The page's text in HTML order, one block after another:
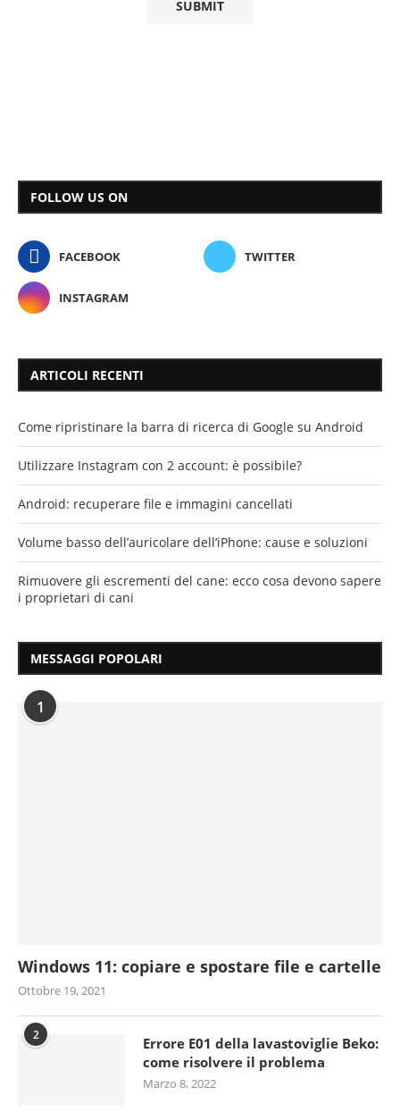
FOLLOW US ON
FACEBOOK TWITTER
INSTAGRAM
ARTICOLI RECENTI
Come ripristinare la barra di ricerca di Google su Android
Utilizzare Instagram con 2 account: è possibile?
Android: recuperare file e immagini cancellati
Volume basso dell’auricolare dell’iPhone: cause e soluzioni
Rimuovere gli escrementi del cane: ecco cosa devono sapere
i proprietari di cani
MESSAGGI POPOLARI
1
Windows 11: copiare e spostare file e cartelle
Ottobre 19, 2021
2
Errore E01 della lavastoviglie Beko:
come risolvere il problema
Marzo 8, 2022